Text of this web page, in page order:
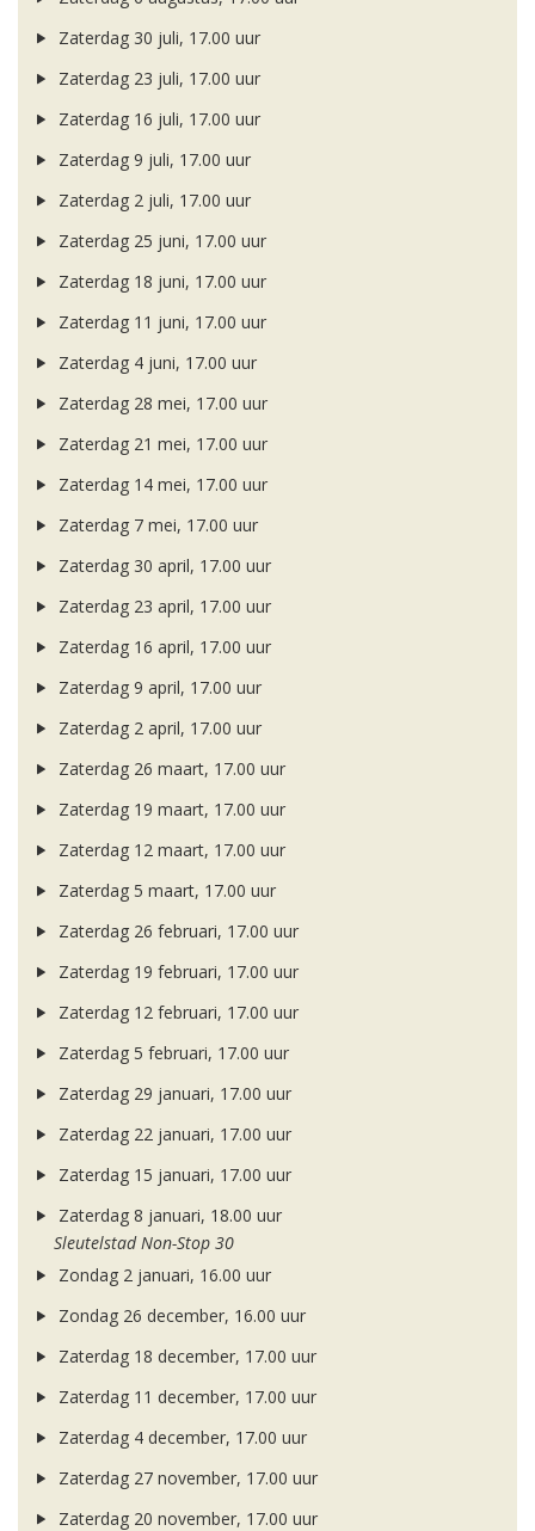
Zaterdag 30 juli, 17.00 uur
Zaterdag 23 juli, 17.00 uur
Zaterdag 16 juli, 17.00 uur
Zaterdag 9 juli, 17.00 uur
Zaterdag 2 juli, 17.00 uur
Zaterdag 25 juni, 17.00 uur
Zaterdag 18 juni, 17.00 uur
Zaterdag 11 juni, 17.00 uur
Zaterdag 4 juni, 17.00 uur
Zaterdag 28 mei, 17.00 uur
Zaterdag 21 mei, 17.00 uur
Zaterdag 14 mei, 17.00 uur
Zaterdag 7 mei, 17.00 uur
Zaterdag 30 april, 17.00 uur
Zaterdag 23 april, 17.00 uur
Zaterdag 16 april, 17.00 uur
Zaterdag 9 april, 17.00 uur
Zaterdag 2 april, 17.00 uur
Zaterdag 26 maart, 17.00 uur
Zaterdag 19 maart, 17.00 uur
Zaterdag 12 maart, 17.00 uur
Zaterdag 5 maart, 17.00 uur
Zaterdag 26 februari, 17.00 uur
Zaterdag 19 februari, 17.00 uur
Zaterdag 12 februari, 17.00 uur
Zaterdag 5 februari, 17.00 uur
Zaterdag 29 januari, 17.00 uur
Zaterdag 22 januari, 17.00 uur
Zaterdag 15 januari, 17.00 uur
Zaterdag 8 januari, 18.00 uur
Sleutelstad Non-Stop 30
Zondag 2 januari, 16.00 uur
Zondag 26 december, 16.00 uur
Zaterdag 18 december, 17.00 uur
Zaterdag 11 december, 17.00 uur
Zaterdag 4 december, 17.00 uur
Zaterdag 27 november, 17.00 uur
Zaterdag 20 november, 17.00 uur